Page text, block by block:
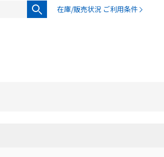
在庫/販売状況 ご利用条件